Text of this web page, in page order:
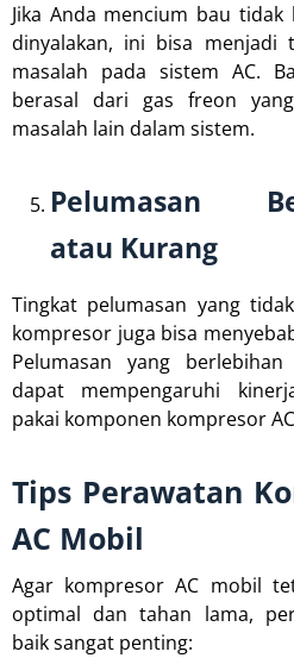
Jika Anda mencium bau tidak
dinyalakan, ini bisa menjadi
masalah pada sistem AC.
berasal dari gas freon
masalah lain dalam sistem.
Pelumasan
atau Kurang
Tingkat pelumasan yang
kompresor juga bisa
Pelumasan yang
dapat mempengaruhi
pakai komponen kompresor
Tips Perawatan
AC Mobil
Agar kompresor AC mobil
optimal dan tahan lama,
baik sangat penting: